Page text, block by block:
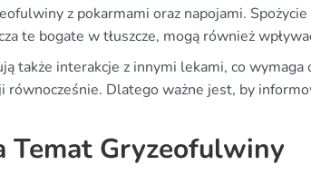
z pokarmami oraz napojami.
te bogate w tłuszcze, mogą również
także interakcje z innymi lekami, co wymaga
równocześnie. Dlatego ważne jest, by
Temat Gryzeofulwiny